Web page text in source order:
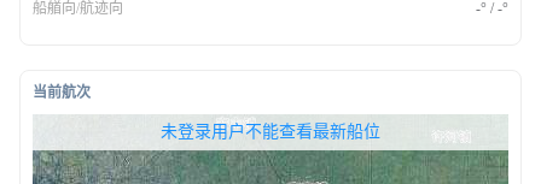
船艏向/航迹向 -° / -°
当前航次
未登录用户不能查看最新船位
无权查看最新船位，请联系开通